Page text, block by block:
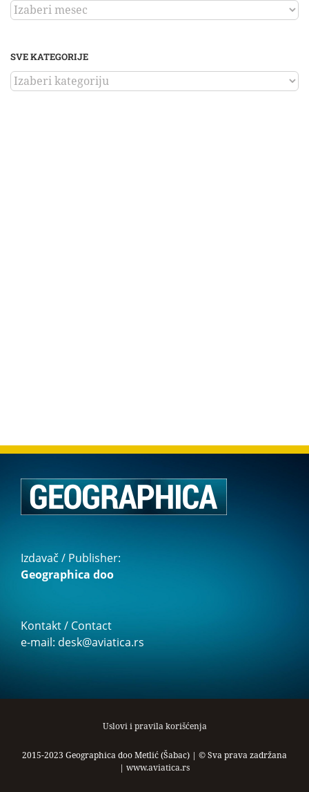
ARHIVA
SVE KATEGORIJE
SVE
KATEGORIJE
Izdavač / Publisher:
Geographica doo
Kontakt / Contact
e-mail: desk@aviatica.rs
Uslovi i pravila korišćenja
2015-2023 Geographica doo Metlić (Šabac) | © Sva prava zadržana
| www.aviatica.rs